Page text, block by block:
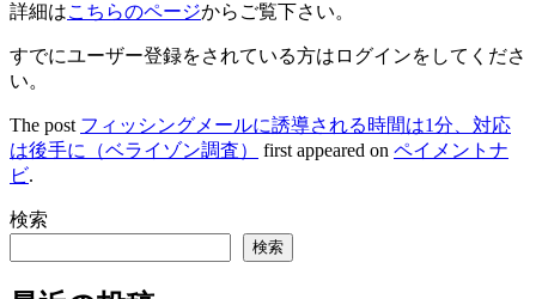
詳細はこちらのページからご覧下さい。
すでにユーザー登録をされている方は ログインをしてくださ
い。
The post フィッシングメールに誘導される時間は1分、対応
は後手に（ベライゾン調査）
first appeared on ペイメントナ
ビ.
検索
検索